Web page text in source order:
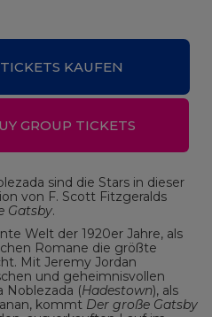
TICKETS KAUFEN
GROUP TICKETS
sind die Stars in dieser
von F. Scott Fitzgeralds
Gatsby.
Welt der 1920er Jahre, als
Romane die größte
Mit Jeremy Jordan
und geheimnisvollen
Noblezada (Hadestown), als
kommt Der große Gatsby